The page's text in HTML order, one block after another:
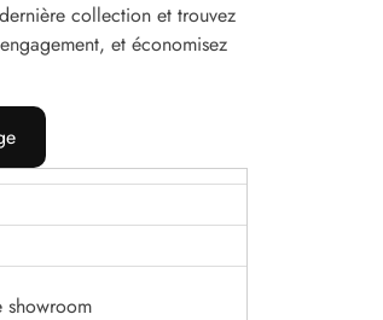
collection et trouvez
et économisez
showroom